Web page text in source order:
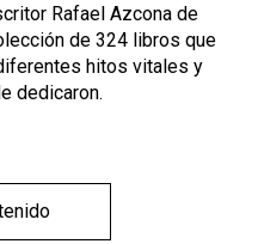
Rafael Azcona de
de 324 libros que
hitos vitales y
dedicaron.